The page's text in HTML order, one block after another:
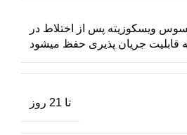
ویسکوزیته پس از اختلاط در
قابلیت جریان پذیری حفظ میشود
تا 21 روز